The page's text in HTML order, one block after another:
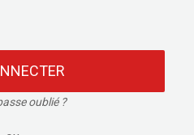
oublié ?